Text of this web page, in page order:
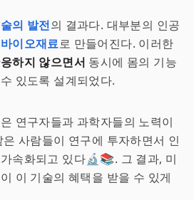
의 발전의 결과다. 대부분의 인공
바이오재료로 만들어진다. 이러한
하지 않으면서 동시에 몸의 기능
있도록 설계되었다.
연구자들과 과학자들의 노력이
은 사람들이 연구에 투자하면서 인
속화되고 있다🔬📚. 그 결과, 미
이 기술의 혜택을 받을 수 있게